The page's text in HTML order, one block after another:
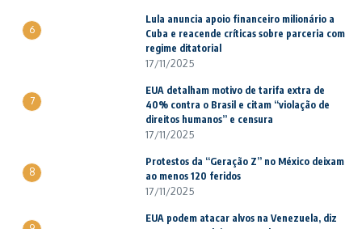
6
Lula anuncia apoio financeiro milionário a
Cuba e reacende críticas sobre parceria com
regime ditatorial
17/11/2025
7
EUA detalham motivo de tarifa extra de
40% contra o Brasil e citam “violação de
direitos humanos” e censura
17/11/2025
8
Protestos da “Geração Z” no México deixam
ao menos 120 feridos
17/11/2025
EUA podem atacar alvos na Venezuela, diz